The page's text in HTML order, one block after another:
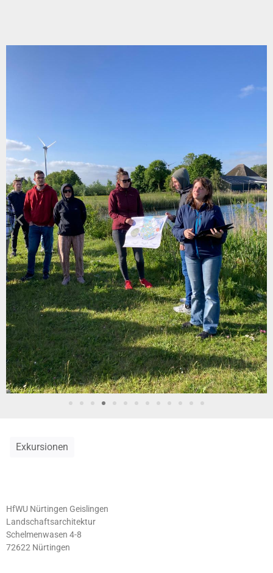
Exkursionen
HfWU Nürtingen Geislingen
Landschaftsarchitektur
Schelmenwasen 4-8
72622 Nürtingen